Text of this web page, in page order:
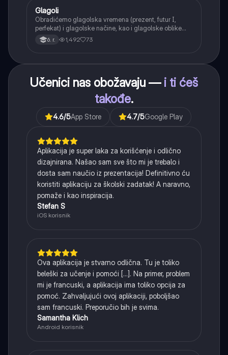
Srpski jezik
Glagoli
Obradićemo glagolska vremena (prezent, futur I,
perfekat) i glagolske načine, kao i glagolske oblike
(infinitiv, glagolski pridevi i prilozi) i glagolski vid
(svršeni i nesvršeni).
6. r. 1,492 73
Učenici nas obožavaju — i ti ćeš
takođe.
4.6/5App Store 4.7/5Google Play
Aplikacija je super laka za korišćenje i odlično
dizajnirana. Našao sam sve što mi je trebalo i
dosta sam naučio iz prezentacija! Definitivno ću
koristiti aplikaciju za školski zadatak! A naravno,
pomaže i kao inspiracija.
Stefan S
iOS korisnik
Ova aplikacija je stvarno odlična. Tu je toliko
beleški za učenje i pomoći [...]. Na primer, problem
mi je francuski, a aplikacija ima toliko opcija za
pomoć. Zahvaljujući ovoj aplikaciji, poboljšao
sam francuski. Preporučio bih je svima.
Samantha Klich
Android korisnik